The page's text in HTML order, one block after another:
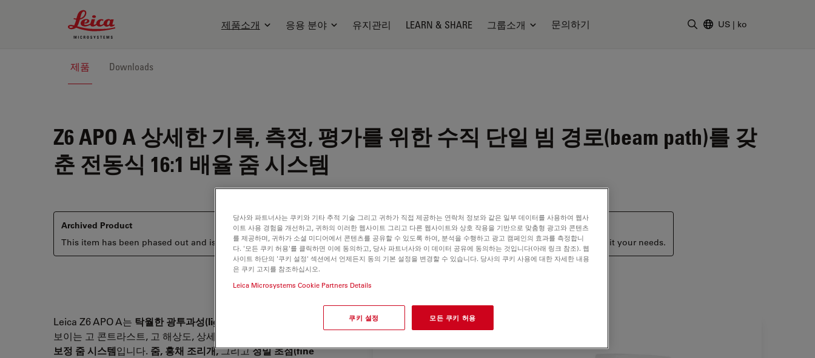
Leica Microsystems Logo
제품소개 응용 분야 유지관리 LEARN & SHARE 그룹소개 문의하기 US | ko
제품 Downloads
Z6 APO A 상세한 기록, 측정, 평가를 위한 수직 단일 빔 경로(beam path)를 갖
춘 전동식 16:1 배율 줌 시스템
Archived Product
This item has been phased out and is no longer available. Please contact us to enquire about recent alternative products that may suit your needs.
Leica Z6 APO A는 탁월한 광투과성(light transmission)
보이는 고 콘트라스트, 고 해상도, 상세 분석을 위한 완전
보정 줌 시스템입니다. 줌, 홍채 조리개,그리고정밀 초점(fine
당사와 파트너사는 쿠키와 기타 추적 기술 그리고 귀하가 직접 제공하는 연락처 정보와 같은 일부 데이터를 사용하여 웹사
이트 사용 경험을 개선하고, 귀하의 이러한 웹사이트 그리고 다른 웹사이트와 상호 작용을 기반으로 맞춤형 광고와 콘텐츠
를 제공하며, 귀하가 소셜 미디어에서 콘텐츠를 공유할 수 있도록 하여, 분석을 수행하고 광고 캠페인의 효과를 측정합니
다. '모든 쿠키 허용'를 클릭하면 이에 동의하고, 당사 파트너사와 이 데이터 공유에 동의하는 것입니다(아래 링크 참조). 웹
사이트 하단의 '쿠키 설정' 섹션에서 언제든지 동의 기본 설정을 변경할 수 있습니다. 당사의 쿠키 사용에 대한 자세한 내용
은 쿠키 고지를 참조하십시오.
Leica Microsystems Cookie Partners Details
쿠키 설정 모든 쿠키 허용